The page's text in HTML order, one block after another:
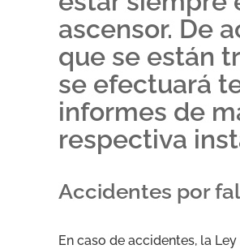
ascensor. De
que se están
se efectuará
informes de
respectiva
Accidentes por
En caso de accidentes, la